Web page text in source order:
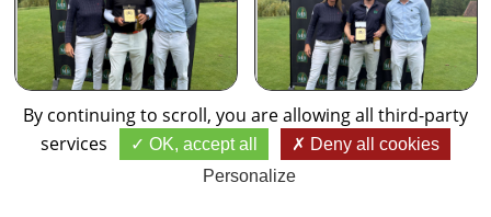
By continuing to scroll, you are allowing all third-party
services
OK, accept all
Deny all cookies
Personalize